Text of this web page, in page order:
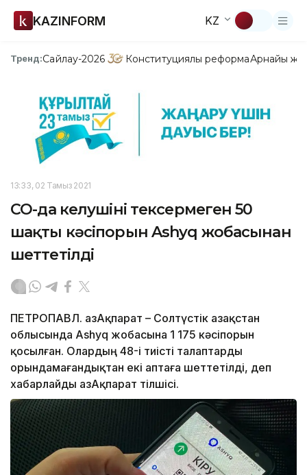
KAZINFORM KZ
Тренд:Сайлау-2026 Конституциялық реформаАрнайы
13:33, 02 Тамыз 2021
СҚО-да келушіні тексермеген 50
шақты кәсіпорын Ashyq жобасынан
шеттетілді
ПЕТРОПАВЛ. ҚазАқпарат – Солтүстік Қазақстан
облысында Ashyq жобасына 1 175 кәсіпорын
қосылған. Олардың 48-і тиісті талаптарды
орындамағандықтан екі аптаға шеттетілді, деп
хабарлайды ҚазАқпарат тілшісі.